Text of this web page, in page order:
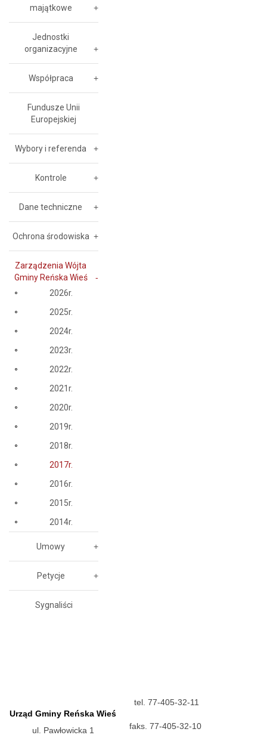
majątkowe
Jednostki
organizacyjne
Współpraca
Fundusze Unii
Europejskiej
Wybory i referenda
Kontrole
Dane techniczne
Ochrona środowiska
Zarządzenia Wójta
Gminy Reńska Wieś
2026r.
2025r.
2024r.
2023r.
2022r.
2021r.
2020r.
2019r.
2018r.
2017r.
2016r.
2015r.
2014r.
Umowy
Petycje
Sygnaliści
Urząd Gminy Reńska Wieś
ul. Pawłowicka 1
tel. 77-405-32-11
faks. 77-405-32-10